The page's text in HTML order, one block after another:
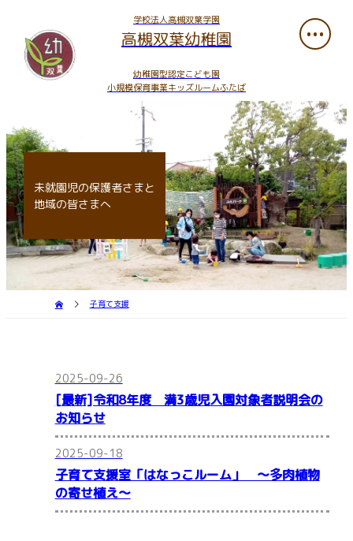
学校法人高槻双葉学園
高槻双葉幼稚園
幼稚園型認定こども園
小規模保育事業キッズルームふたば
未就園児の保護者さまと
地域の皆さまへ
子育て支援
2025-09-26
[最新]令和8年度 満3歳児入園対象者説明会の
お知らせ
2025-09-18
子育て支援室「はなっこルーム」 ～多肉植物
の寄せ植え～